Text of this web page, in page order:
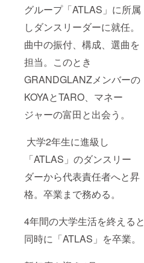
グループ「ATLAS」に所属
しダンスリーダーに就任。
曲中の振付、構成、選曲を
担当。このとき
GRANDGLANZメンバーの
KOYAとTARO、マネー
ジャーの富田と出会う。
大学2年生に進級し
「ATLAS」のダンスリー
ダーから代表責任者へと昇
格。卒業まで務める。
4年間の大学生活を終えると
同時に「ATLAS」を卒業。